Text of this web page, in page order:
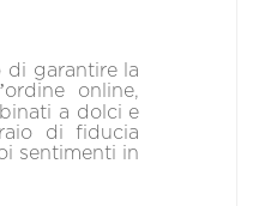
di garantire la
online,
a dolci e
di fiducia
sentimenti in